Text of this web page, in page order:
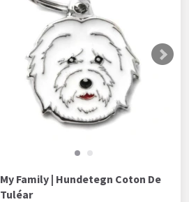
My Family | Hundetegn Coton De
Tuléar